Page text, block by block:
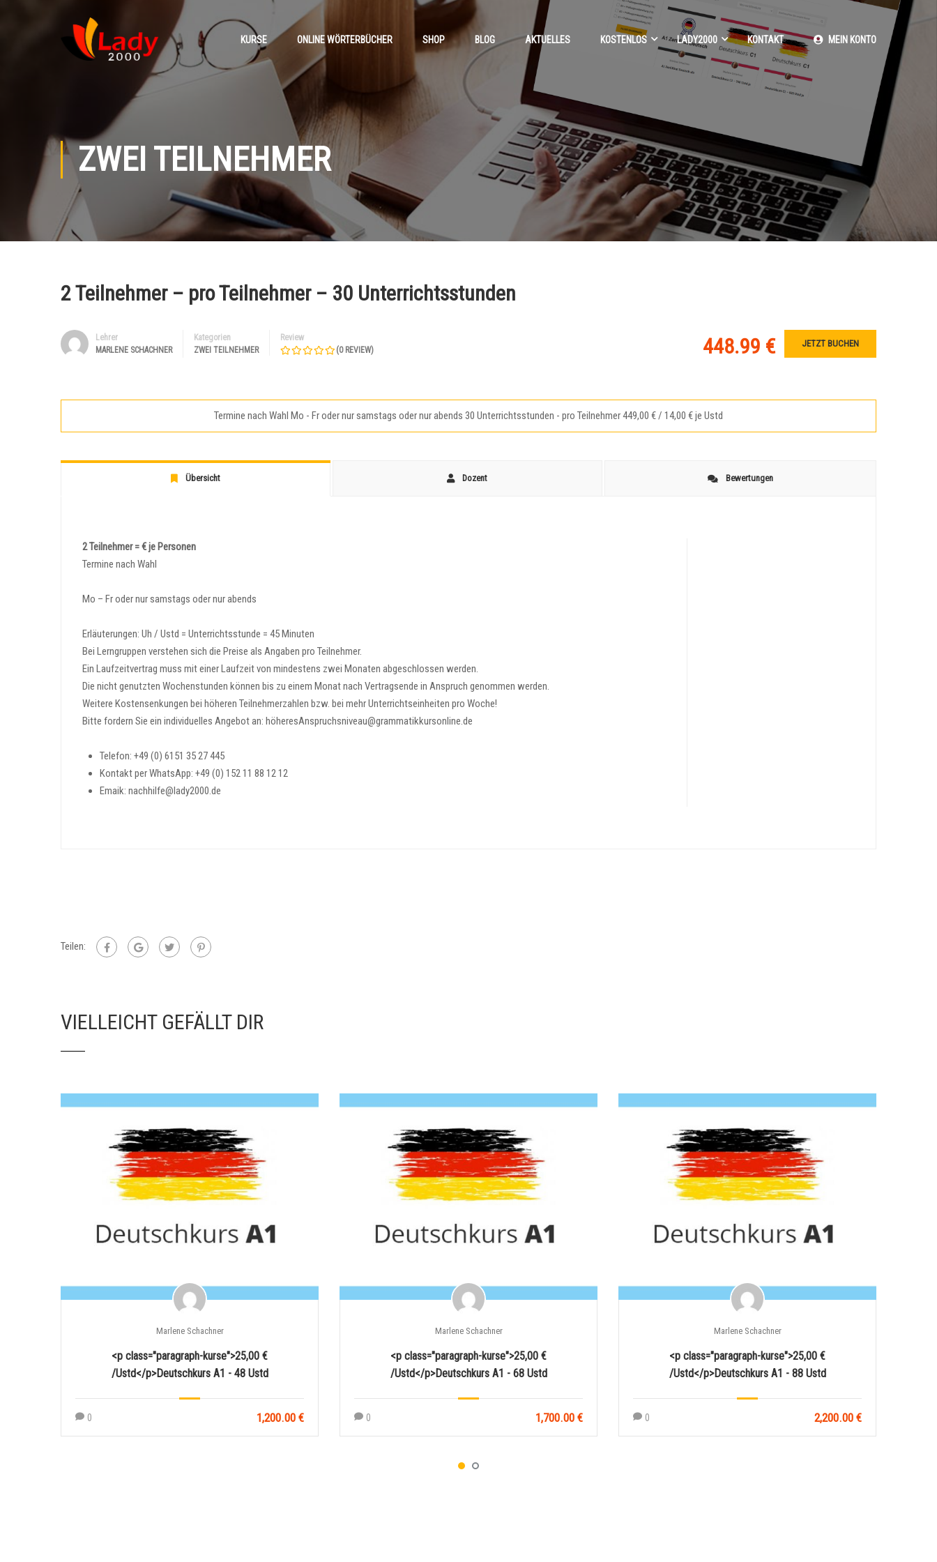
KURSE ONLINE WÖRTERBÜCHER SHOP BLOG AKTUELLES KOSTENLOS LADY2000 KONTAKT MEIN KONTO
ZWEI TEILNEHMER
2 Teilnehmer – pro Teilnehmer – 30 Unterrichtsstunden
Lehrer
MARLENE SCHACHNER
Kategorien
ZWEI TEILNEHMER
Review
(0REVIEW) 448.99 € JETZT BUCHEN
Termine nach Wahl Mo - Fr oder nur samstags oder nur abends 30 Unterrichtsstunden - pro Teilnehmer 449,00 € / 14,00 € je Ustd
Übersicht Dozent Bewertungen
2 Teilnehmer = € je Personen
Termine nach Wahl
Mo – Fr oder nur samstags oder nur abends
Erläuterungen: Uh / Ustd = Unterrichtsstunde = 45 Minuten
Bei Lerngruppen verstehen sich die Preise als Angaben pro Teilnehmer.
Ein Laufzeitvertrag muss mit einer Laufzeit von mindestens zwei Monaten abgeschlossen werden.
Die nicht genutzten Wochenstunden können bis zu einem Monat nach Vertragsende in Anspruch genommen werden.
Weitere Kostensenkungen bei höheren Teilnehmerzahlen bzw. bei mehr Unterrichtseinheiten pro Woche!
Bitte fordern Sie ein individuelles Angebot an: höheresAnspruchsniveau@grammatikkursonline.de
Telefon: +49 (0) 6151 35 27 445
Kontakt per WhatsApp: +49 (0) 152 11 88 12 12
Emaik: nachhilfe@lady2000.de
Teilen:
VIELLEICHT GEFÄLLT DIR
Marlene Schachner
<p class="paragraph-kurse">25,00 €
/Ustd</p>Deutschkurs A1 - 48 Ustd
0 1,200.00 €
Marlene Schachner
<p class="paragraph-kurse">25,00 €
/Ustd</p>Deutschkurs A1 - 68 Ustd
0 1,700.00 €
Marlene Schachner
<p class="paragraph-kurse">25,00 €
/Ustd</p>Deutschkurs A1 - 88 Ustd
0 2,200.00 €